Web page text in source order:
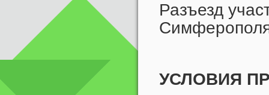
Разъезд
УСЛОВИЯ